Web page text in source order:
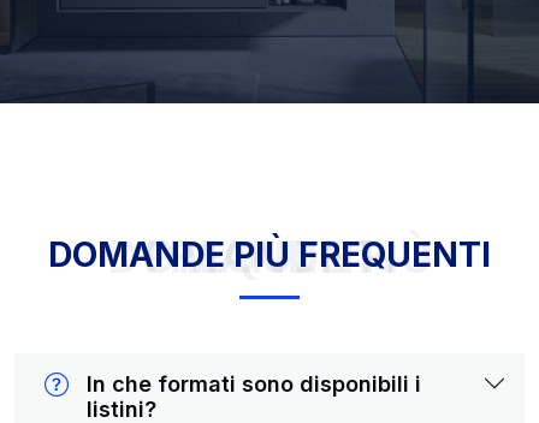
DOMANDE PIÙ FREQUENTI
DOMANDE PIÙ FREQUENTI
In che formati sono disponibili i
listini?